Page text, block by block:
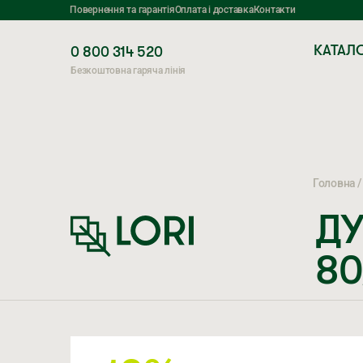
Повернення та гарантіяОплата і доставкаКонтакти
0 800 314 520
Безкоштовна гаряча лінія
Головна